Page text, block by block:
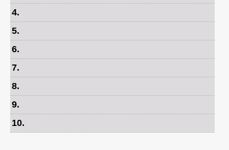
4.
5.
6.
7.
8.
9.
10.